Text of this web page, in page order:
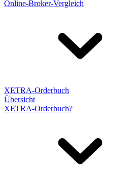
Online-Broker-Vergleich
XETRA-Orderbuch
Übersicht
XETRA-Orderbuch?